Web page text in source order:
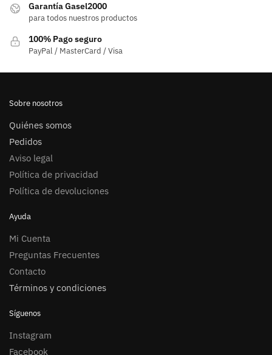
Garantía Gasel2000
para todos nuestros productos
100% Pago seguro
PayPal / MasterCard / Visa
Sobre nosotros
Quiénes somos
Pedidos
Aviso legal
Política de privacidad
Política de devoluciones
Ayuda
Mi Cuenta
Preguntas Frecuentes
Contacto
Términos y condiciones
Síguenos
Instagram
Facebook